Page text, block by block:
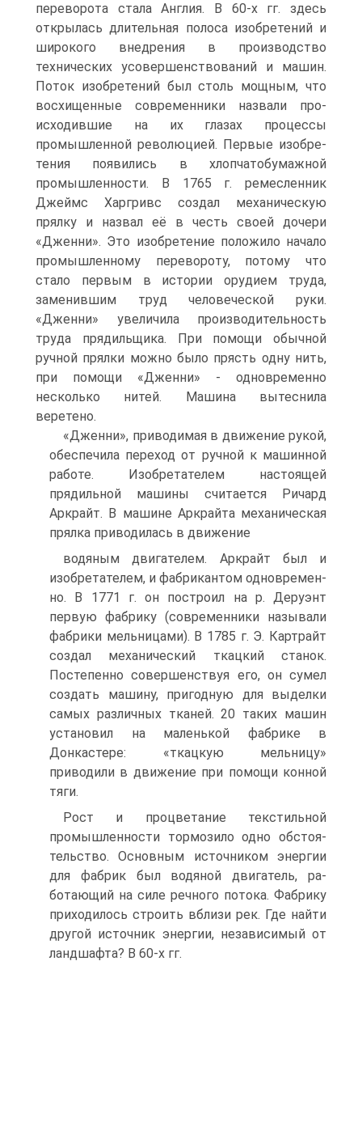
переворота ста­ла Англия. В 60-х гг. здесь
открылась длительная полоса изобретений и
широкого внедрения в производство
технических усовершенствований и машин.
Поток изобретений был столь мощным, что
восхищенные современники назвали про­
исходившие на их глазах процессы
промышленной революцией. Первые изобре­
тения появились в хлопчатобумажной
промышленности. В 1765 г. ремесленник
Джеймс Харгривс создал механическую
прялку и назвал её в честь своей дочери
«Дженни». Это изобретение положило начало
промышленному перевороту, по­тому что
стало первым в истории орудием труда,
заменившим труд человеческой руки.
«Дженни» увеличила производительность
труда прядильщика. При помо­щи обычной
ручной прялки можно было прясть одну нить,
при помощи «Джен­ни» - одновременно
несколько нитей. Машина вытеснила
веретено.
«Дженни», приводимая в движение рукой,
обеспечила переход от ручной к машинной
работе. Изобретателем настоящей
прядильной машины считается Ри­чард
Аркрайт. В машине Аркрайта механическая
прялка приводилась в движение
водяным двигателем. Аркрайт был и
изобретателем, и фабрикантом одновремен­
но. В 1771 г. он построил на р. Деруэнт
первую фабрику (современники называ­ли
фабрики мельницами). В 1785 г. Э. Картрайт
создал механический ткацкий станок.
Постепенно совершенствуя его, он сумел
создать машину, пригодную для выделки
самых различных тканей. 20 таких машин
установил на маленькой фабрике в
Донкастере: «ткацкую мельницу»
приводили в движение при помощи конной
тяги.
Рост и процветание текстильной
промышленности тормозило одно обстоя­
тельство. Основным источником энергии
для фабрик был водяной двигатель, ра­
ботающий на силе речного потока. Фабрику
приходилось строить вблизи рек. Где найти
другой источник энергии, независимый от
ландшафта? В 60-х гг.